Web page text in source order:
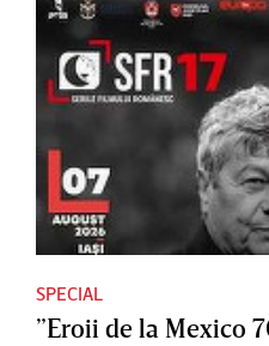
SPECIAL
”Eroii de la Mexico